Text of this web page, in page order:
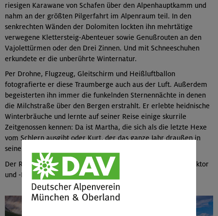
riesigen Karawane von Schafen über den Alpenhauptkamm und
nahm an der größten Pilgerfahrt im Alpenraum teil. In den
senkrechten Wänden der Dolomiten lockten ihn mehrtätige
verwegene Klettersteig-Abenteuer sowie Genußrouten an den
Vajolettürmen oder den Drei Zinnen. Und mit Schneeschuhen
erkundete er die unberührte Winternatur.
Per Drohne, Flugzeug, Gleitschirm und Heißluftballon
fotografierte er diese Traumberge auch aus der Luft. Außerdem
begeisterten ihn immer die funkelnden Sternennächte in denen
die Milchstraße über den Bergen erstrahlt. Er erlebte heidnische
Winterbräuche und lernte auf seiner Reise einige skurrile
Zeitgenossen kennen: Da ist Martha, die sich als die letzte Hexe
vom Schlern ausgibt oder Kurt, der das ganze Jahr draußen in
seinem originellen Biotop als Aussteiger lebt.
Der Referent bringt die entsprechende Ausrüstung (3D-Projektor
und -Brillen) für den Vortrag in 3D mit.